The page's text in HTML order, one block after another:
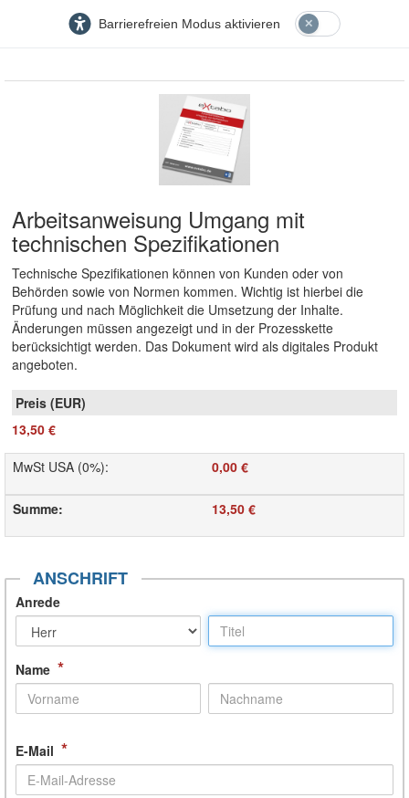
Barrierefreien Modus aktivieren
Arbeitsanweisung Umgang mit
technischen Spezifikationen
Technische Spezifikationen können von Kunden oder von
Behörden sowie von Normen kommen. Wichtig ist hierbei die
Prüfung und nach Möglichkeit die Umsetzung der Inhalte.
Änderungen müssen angezeigt und in der Prozesskette
berücksichtigt werden. Das Dokument wird als digitales Produkt
angeboten.
13,50 €
MwSt USA (0%): 0,00 €
Summe: 13,50 €
ANSCHRIFT
Anrede
Name *
E-Mail *